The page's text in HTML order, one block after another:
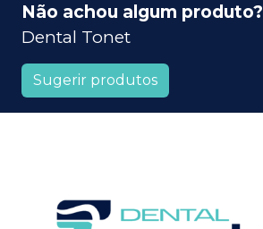
Não achou algum produto?
Dental Tonet
Sugerir produtos